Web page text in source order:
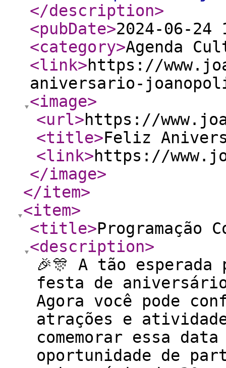
</description>
<pubDate>2024-06-24
<category>Agenda
<link>https://
aniversario-
<image>
<url>https://
<title>Feliz
<link>https://
</image>
</item>
<item>
<title>Programação
<description>
🎉🎊 A tão esperada
festa de
Agora você pode
atrações e
comemorar essa
oportunidade de